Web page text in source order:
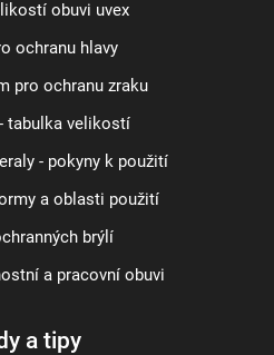
obuvi uvex
ochranu hlavy
pro ochranu zraku
tabulka velikostí
- pokyny k použití
a oblasti použití
brýlí
a pracovní obuvi
a tipy